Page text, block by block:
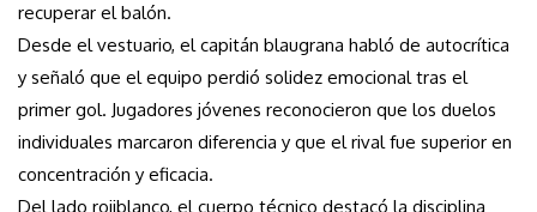
recuperar el balón.
Desde el vestuario, el capitán blaugrana habló de autocrítica
y señaló que el equipo perdió solidez emocional tras el
primer gol. Jugadores jóvenes reconocieron que los duelos
individuales marcaron diferencia y que el rival fue superior en
concentración y eficacia.
Del lado rojiblanco, el cuerpo técnico destacó la disciplina